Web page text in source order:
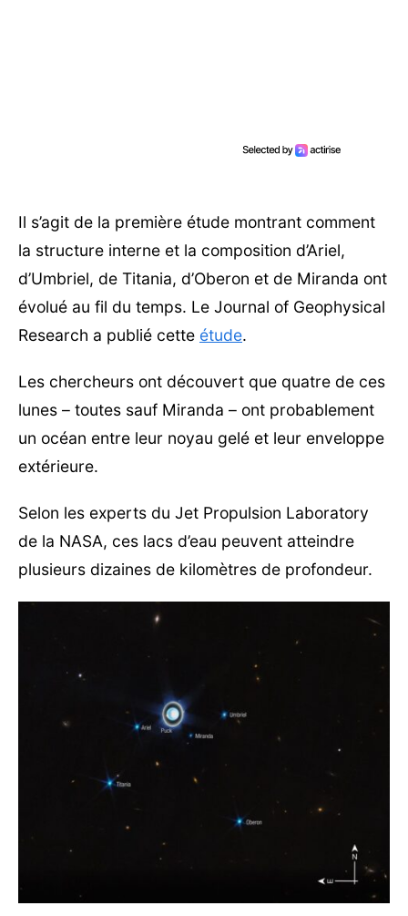
Il s’agit de la première étude montrant comment
la structure interne et la composition d’Ariel,
d’Umbriel, de Titania, d’Oberon et de Miranda ont
évolué au fil du temps. Le Journal of Geophysical
Research a publié cette étude.
Les chercheurs ont découvert que quatre de ces
lunes – toutes sauf Miranda – ont probablement
un océan entre leur noyau gelé et leur enveloppe
extérieure.
Selon les experts du Jet Propulsion Laboratory
de la NASA, ces lacs d’eau peuvent atteindre
plusieurs dizaines de kilomètres de profondeur.